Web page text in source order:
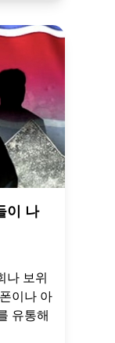
이 나
나 보위
이나 아
유통해